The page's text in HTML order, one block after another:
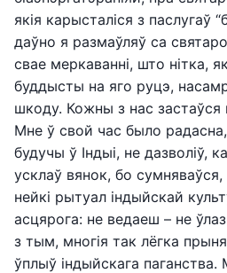
якія карысталіся з паслугаў
даўно я размаўляў са
свае меркаванні, што нітка,
буддысты на яго руцэ,
шкоду. Кожны з нас застаўся
Мне ў свой час было радасна,
будучы ў Індыі, не дазволіў,
усклаў вянок, бо сумняваўся,
нейкі рытуал індыйскай
асцярога: не ведаеш – не
з тым, многія так лёгка
ўплыў індыйскага паганства.